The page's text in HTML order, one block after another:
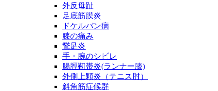
外反母趾
足底筋膜炎
ドケルバン病
膝の痛み
鵞足炎
手・腕のシビレ
腸脛靭帯炎(ランナー膝)
外側上顆炎（テニス肘）
斜角筋症候群